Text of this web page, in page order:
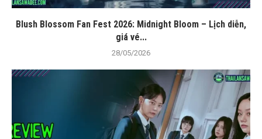
Blush Blossom Fan Fest 2026: Midnight Bloom – Lịch diễn,
giá vé...
28/05/2026